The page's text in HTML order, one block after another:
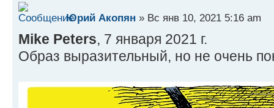
Юрий Акопян » Вс янв 10, 2021 5:16 am
Mike Peters, 7 января 2021 г.
Образ выразительный, но не очень